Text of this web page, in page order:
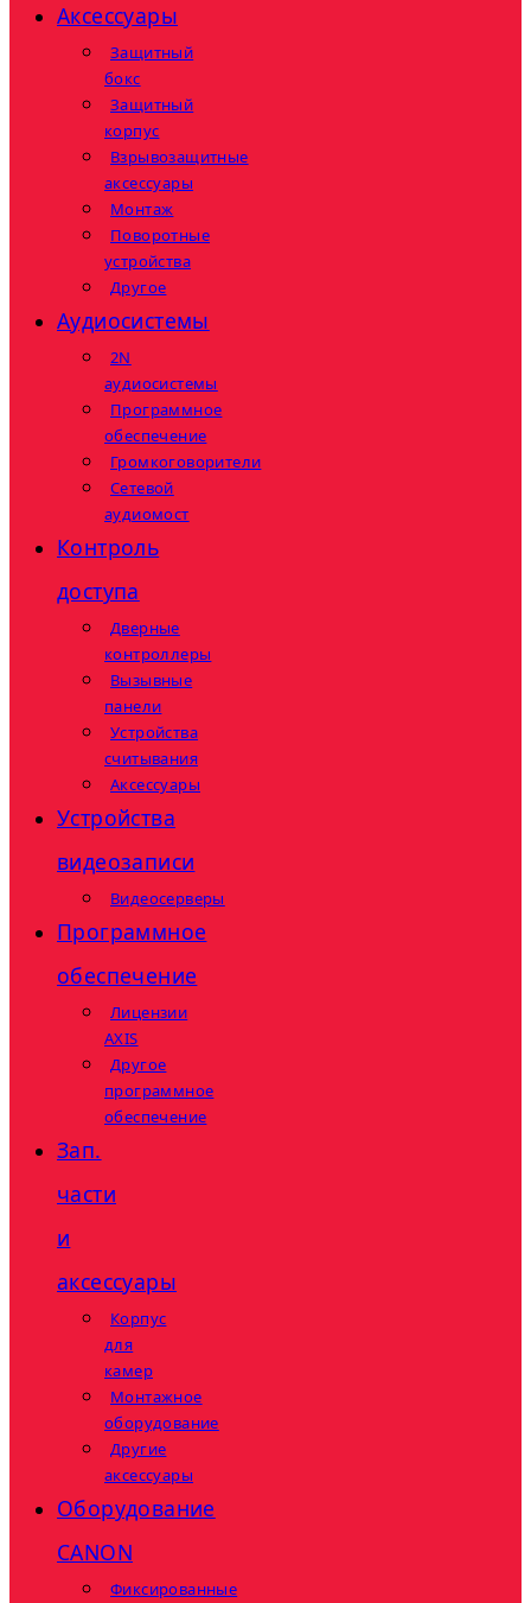
Аксессуары
Защитный
бокс
Защитный
корпус
Взрывозащитные
аксессуары
Монтаж
Поворотные
устройства
Другое
Аудиосистемы
2N
аудиосистемы
Программное
обеспечение
Громкоговорители
Сетевой
аудиомост
Контроль
доступа
Дверные
контроллеры
Вызывные
панели
Устройства
считывания
Аксессуары
Устройства
видеозаписи
Видеосерверы
Программное
обеспечение
Лицензии
AXIS
Другое
программное
обеспечение
Зап.
части
и
аксессуары
Корпус
для
камер
Монтажное
оборудование
Другие
аксессуары
Оборудование
CANON
Фиксированные